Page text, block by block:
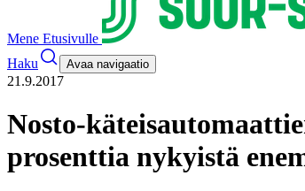
Mene Etusivulle
Haku
Avaa navigaatio
21.9.2017
Nosto-
prosenttia nykyistä